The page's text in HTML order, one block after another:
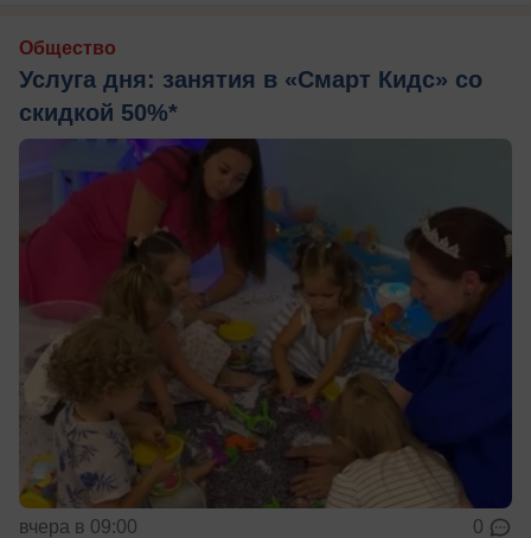
Общество
Услуга дня: занятия в «Смарт Кидс» со
скидкой 50%*
вчера в 09:00 0